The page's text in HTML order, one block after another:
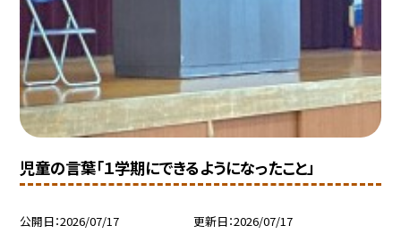
児童の言葉「１学期にできるようになったこと」
公開日 2026/07/17 更新日 2026/07/17